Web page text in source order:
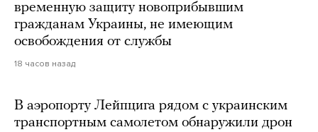
временную защиту новоприбывшим
гражданам Украины, не имеющим
освобождения от службы
18 часов назад
В аэропорту Лейпцига рядом с украинским
транспортным самолетом обнаружили дрон